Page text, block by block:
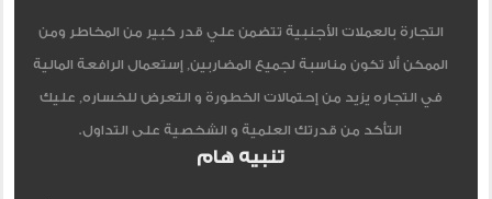
التجارة بالعملات الأجنبية تتضمن علي قدر كبير من المخاطر ومن
الممكن ألا تكون مناسبة لجميع المضاربين, إستعمال الرافعة المالية
في التجاره يزيد من إحتمالات الخطورة و التعرض للخساره, عليك
التأكد من قدرتك العلمية و الشخصية على التداول.
تنبيه هام